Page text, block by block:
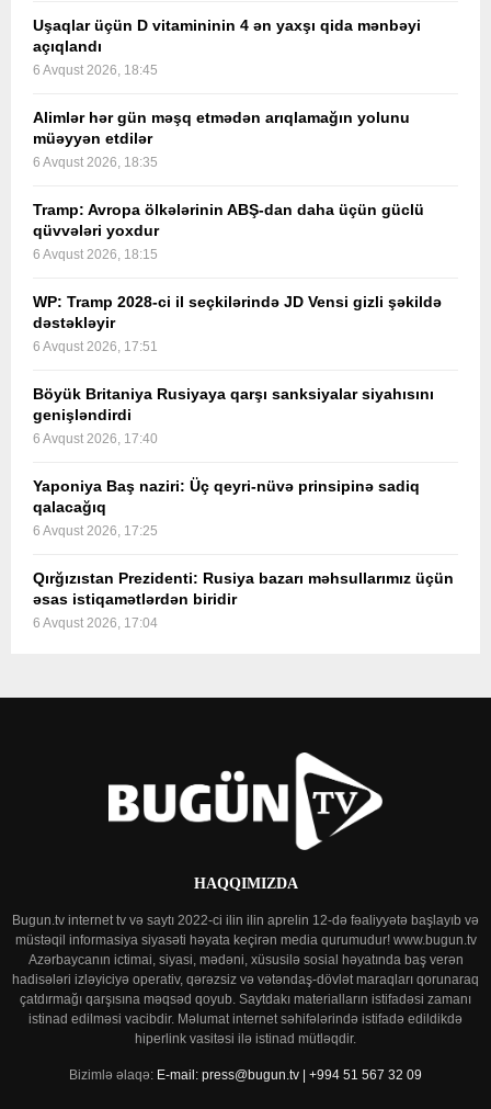
Uşaqlar üçün D vitamininin 4 ən yaxşı qida mənbəyi
açıqlandı
6 Avqust 2026, 18:45
Alimlər hər gün məşq etmədən arıqlamağın yolunu
müəyyən etdilər
6 Avqust 2026, 18:35
Tramp: Avropa ölkələrinin ABŞ-dan daha üçün güclü
qüvvələri yoxdur
6 Avqust 2026, 18:15
WP: Tramp 2028-ci il seçkilərində JD Vensi gizli şəkildə
dəstəkləyir
6 Avqust 2026, 17:51
Böyük Britaniya Rusiyaya qarşı sanksiyalar siyahısını
genişləndirdi
6 Avqust 2026, 17:40
Yaponiya Baş naziri: Üç qeyri-nüvə prinsipinə sadiq
qalacağıq
6 Avqust 2026, 17:25
Qırğızıstan Prezidenti: Rusiya bazarı məhsullarımız üçün
əsas istiqamətlərdən biridir
6 Avqust 2026, 17:04
HAQQIMIZDA
Bugun.tv internet tv və saytı 2022-ci ilin ilin aprelin 12-də fəaliyyətə başlayıb və
müstəqil informasiya siyasəti həyata keçirən media qurumudur! www.bugun.tv
Azərbaycanın ictimai, siyasi, mədəni, xüsusilə sosial həyatında baş verən
hadisələri izləyiciyə operativ, qərəzsiz və vətəndaş-dövlət maraqları qorunaraq
çatdırmağı qarşısına məqsəd qoyub. Saytdakı materialların istifadəsi zamanı
istinad edilməsi vacibdir. Məlumat internet səhifələrində istifadə edildikdə
hiperlink vasitəsi ilə istinad mütləqdir.
Bizimlə əlaqə: E-mail: press@bugun.tv | +994 51 567 32 09